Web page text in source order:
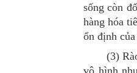
sống còn
hàng hóa
ổn định
(3)